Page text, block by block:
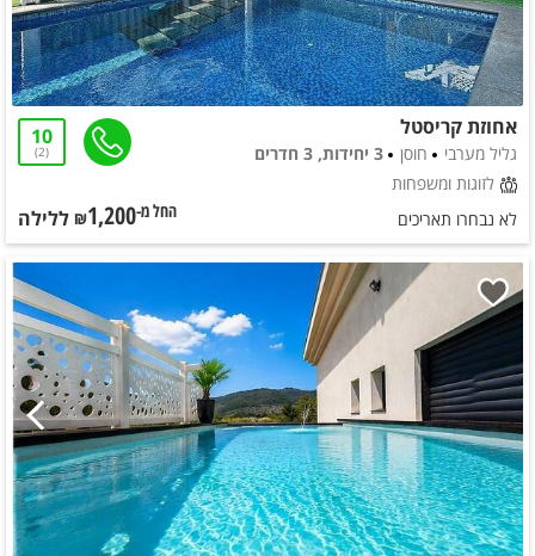
אחוזת קריסטל
גליל מערבי חוסן
3 יחידות, 3 חדרים
לזוגות ומשפחות
10
2
לא נבחרו תאריכים החל מ-₪1,200 ללילה